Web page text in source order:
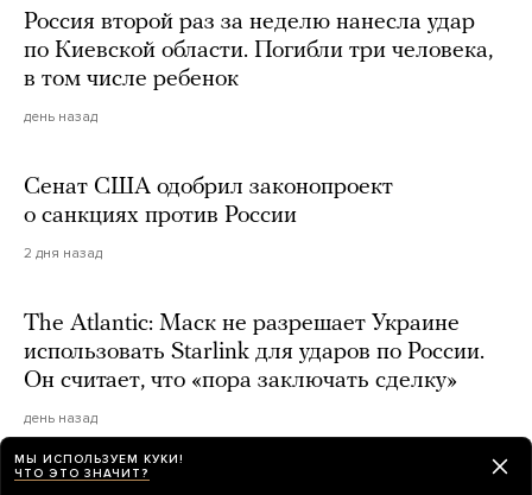
Россия второй раз за неделю нанесла удар
по Киевской области. Погибли три человека,
в том числе ребенок
день назад
Сенат США одобрил законопроект
о санкциях против России
2 дня назад
The Atlantic: Маск не разрешает Украине
использовать Starlink для ударов по России.
Он считает, что «пора заключать сделку»
день назад
Юрфирма Budovnits Family Law Agency
МЫ ИСПОЛЬЗУЕМ КУКИ!
ЧТО ЭТО ЗНАЧИТ?